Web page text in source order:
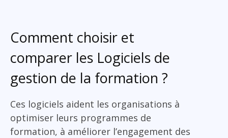
Comment choisir et
comparer les Logiciels de
gestion de la formation ?
Ces logiciels aident les organisations à
optimiser leurs programmes de
formation, à améliorer l’engagement des